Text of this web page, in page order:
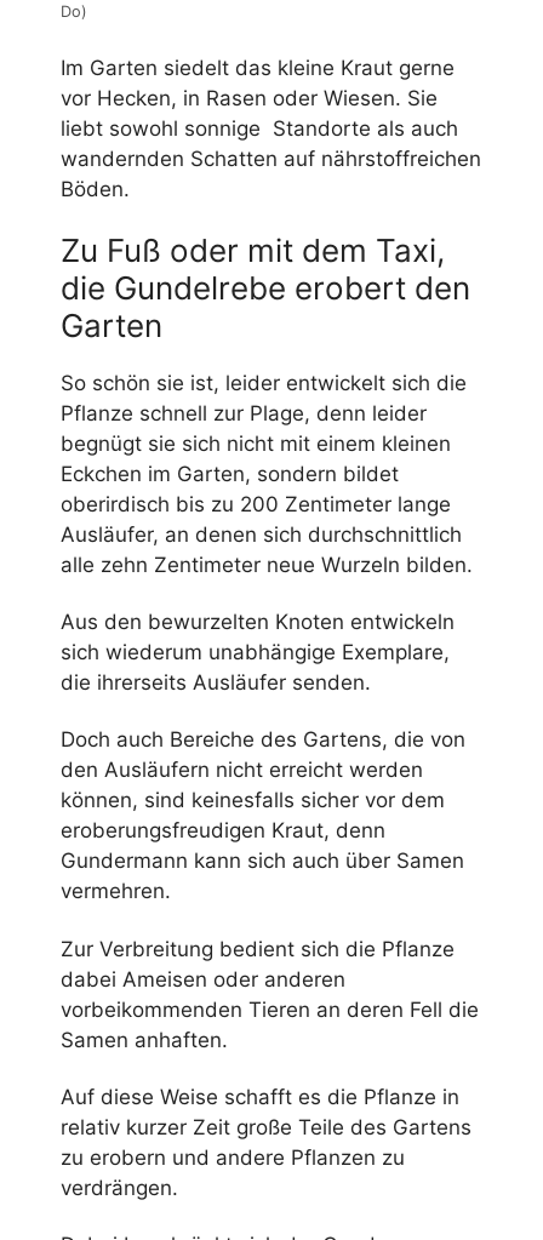
Do)
Im Garten siedelt das kleine Kraut gerne
vor Hecken, in Rasen oder Wiesen. Sie
liebt sowohl sonnige Standorte als auch
wandernden Schatten auf nährstoffreichen
Böden.
Zu Fuß oder mit dem Taxi,
die Gundelrebe erobert den
Garten
So schön sie ist, leider entwickelt sich die
Pflanze schnell zur Plage, denn leider
begnügt sie sich nicht mit einem kleinen
Eckchen im Garten, sondern bildet
oberirdisch bis zu 200 Zentimeter lange
Ausläufer, an denen sich durchschnittlich
alle zehn Zentimeter neue Wurzeln bilden.
Aus den bewurzelten Knoten entwickeln
sich wiederum unabhängige Exemplare,
die ihrerseits Ausläufer senden.
Doch auch Bereiche des Gartens, die von
den Ausläufern nicht erreicht werden
können, sind keinesfalls sicher vor dem
eroberungsfreudigen Kraut, denn
Gundermann kann sich auch über Samen
vermehren.
Zur Verbreitung bedient sich die Pflanze
dabei Ameisen oder anderen
vorbeikommenden Tieren an deren Fell die
Samen anhaften.
Auf diese Weise schafft es die Pflanze in
relativ kurzer Zeit große Teile des Gartens
zu erobern und andere Pflanzen zu
verdrängen.